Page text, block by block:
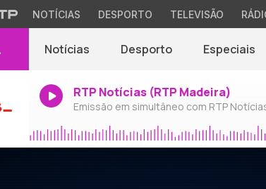
NOTÍCIAS DESPORTO TELEVISÃO
Notícias Desporto Especiais
RTP Notícias (RTP Madeira)
Emissão em simultâneo com RTP